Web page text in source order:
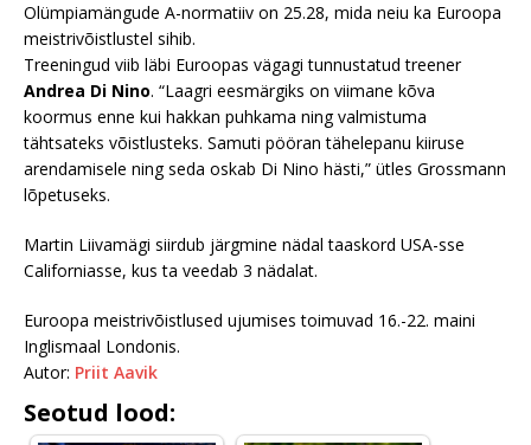
Olümpiamängude A-normatiiv on 25.28, mida neiu ka Euroopa
meistrivõistlustel sihib.
Treeningud viib läbi Euroopas vägagi tunnustatud treener
Andrea Di Nino. “Laagri eesmärgiks on viimane kõva
koormus enne kui hakkan puhkama ning valmistuma
tähtsateks võistlusteks. Samuti pööran tähelepanu kiiruse
arendamisele ning seda oskab Di Nino hästi,” ütles Grossmann
lõpetuseks.
Martin Liivamägi siirdub järgmine nädal taaskord USA-sse
Californiasse, kus ta veedab 3 nädalat.
Euroopa meistrivõistlused ujumises toimuvad 16.-22. maini
Inglismaal Londonis.
Autor: Priit Aavik
Seotud lood: